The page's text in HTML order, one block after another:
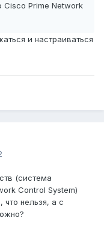
Cisco Prime Network
и настраиваться
(система
Control System)
что нельзя, а с